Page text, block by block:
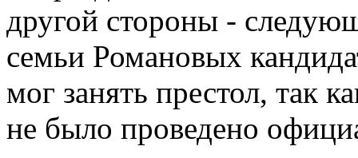
другой стороны -
семьи Романовых
мог занять престол, так
не было проведено